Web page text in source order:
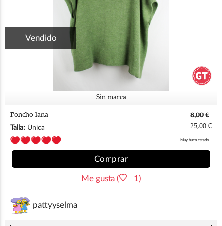
Vendido
Sin marca
Poncho lana
8,00 €
Talla: Única 25,00 €
Muy buen estado
Comprar
Me gusta ( 1)
pattyyselma